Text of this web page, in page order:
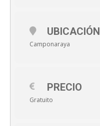
UBICACIÓN
Camponaraya
PRECIO
Gratuito